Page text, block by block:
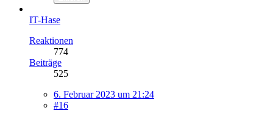
IT-Hase
Reaktionen
774
Beiträge
525
6. Februar 2023 um 21:24
#16